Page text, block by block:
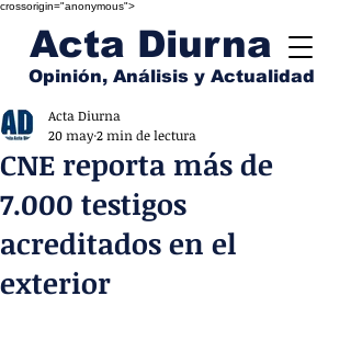
crossorigin="anonymous">
Acta Diurna
Opinión, Análisis y Actualidad
CNE reporta más de
7.000 testigos
acreditados en el
exterior
Acta Diurna
20 may2 min de lectura